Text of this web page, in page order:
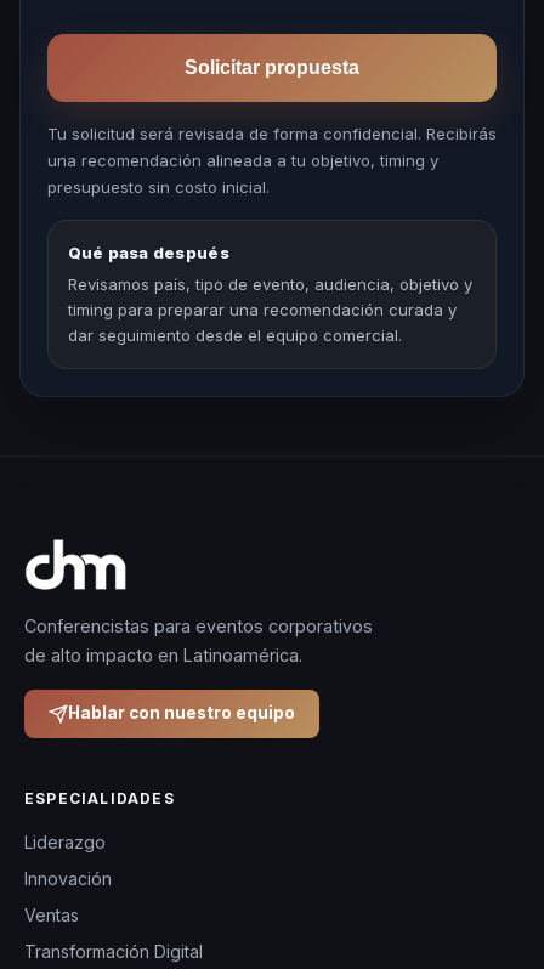
Solicitar propuesta
Tu solicitud será revisada de forma confidencial. Recibirás
una recomendación alineada a tu objetivo, timing y
presupuesto sin costo inicial.
Qué pasa después
Revisamos país, tipo de evento, audiencia, objetivo y
timing para preparar una recomendación curada y
dar seguimiento desde el equipo comercial.
Conferencistas para eventos corporativos
de alto impacto en Latinoamérica.
Hablar con nuestro equipo
ESPECIALIDADES
Liderazgo
Innovación
Ventas
Transformación Digital